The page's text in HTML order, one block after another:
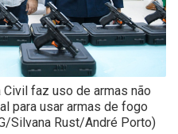
Civil faz uso de armas não
para usar armas de fogo
Silvana Rust/André Porto)